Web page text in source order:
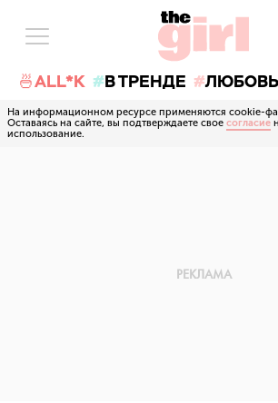
🍜ALL*K В ТРЕНДЕ ЛЮБОВЬ
На информационном ресурсе применяются cookie-
Оставаясь на сайте, вы подтверждаете свое согласие
использование.